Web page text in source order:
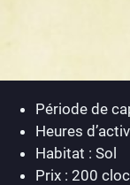
Période de
Heures
Habitat : Sol
Prix : 200